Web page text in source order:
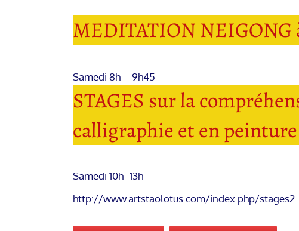
MEDITATION NEIGONG
Samedi 8h – 9h45
STAGES sur la
calligraphie et en peinture
Samedi 10h -13h
http://www.artstaolotus.com/index.php/stages2